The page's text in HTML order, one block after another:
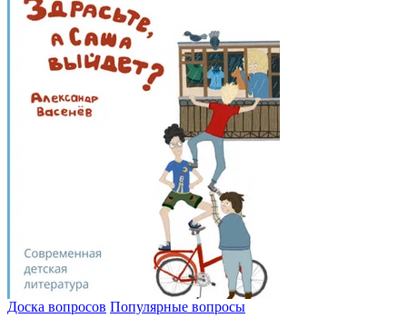
Доска вопросов Популярные вопросы